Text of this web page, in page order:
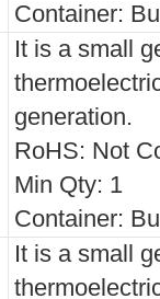
Container:
It is a small
generation.
RoHS: Not
Min Qty: 1
Container:
It is a small